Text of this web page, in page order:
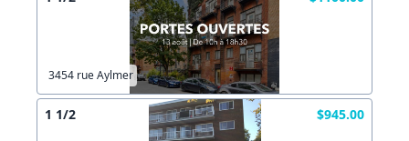
3454 rue Aylmer
1 1/2 $945.00
Commentaires:
Commentaires:Créer un compte
X Fermer